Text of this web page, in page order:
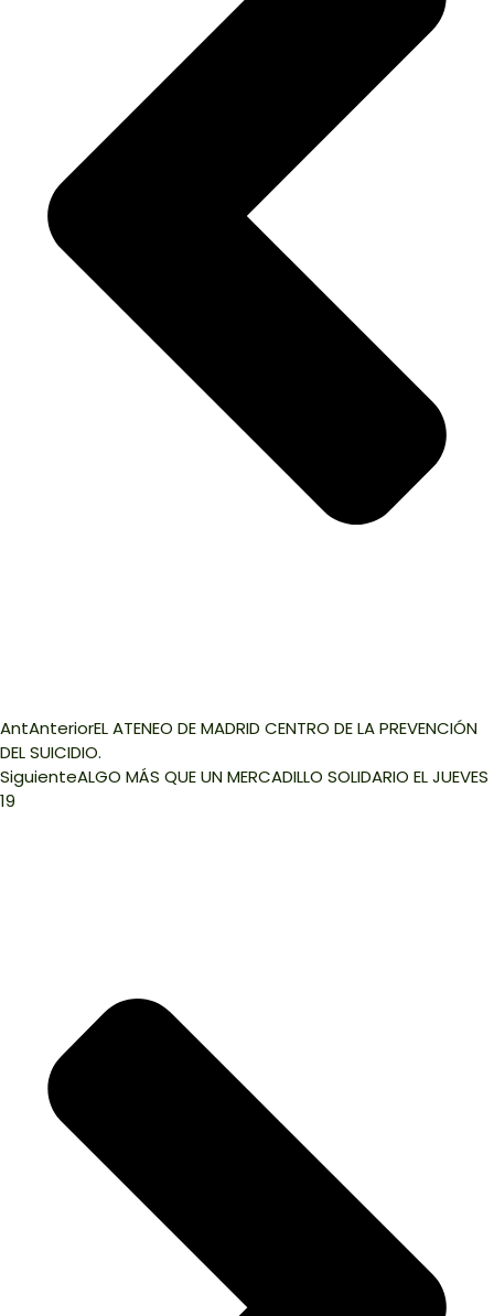
AntAnteriorEL ATENEO DE MADRID CENTRO DE LA PREVENCIÓN
DEL SUICIDIO.
SiguienteALGO MÁS QUE UN MERCADILLO SOLIDARIO EL JUEVES
19